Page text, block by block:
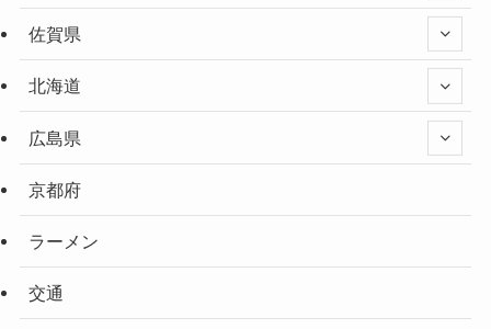
佐賀県
北海道
広島県
京都府
ラーメン
交通